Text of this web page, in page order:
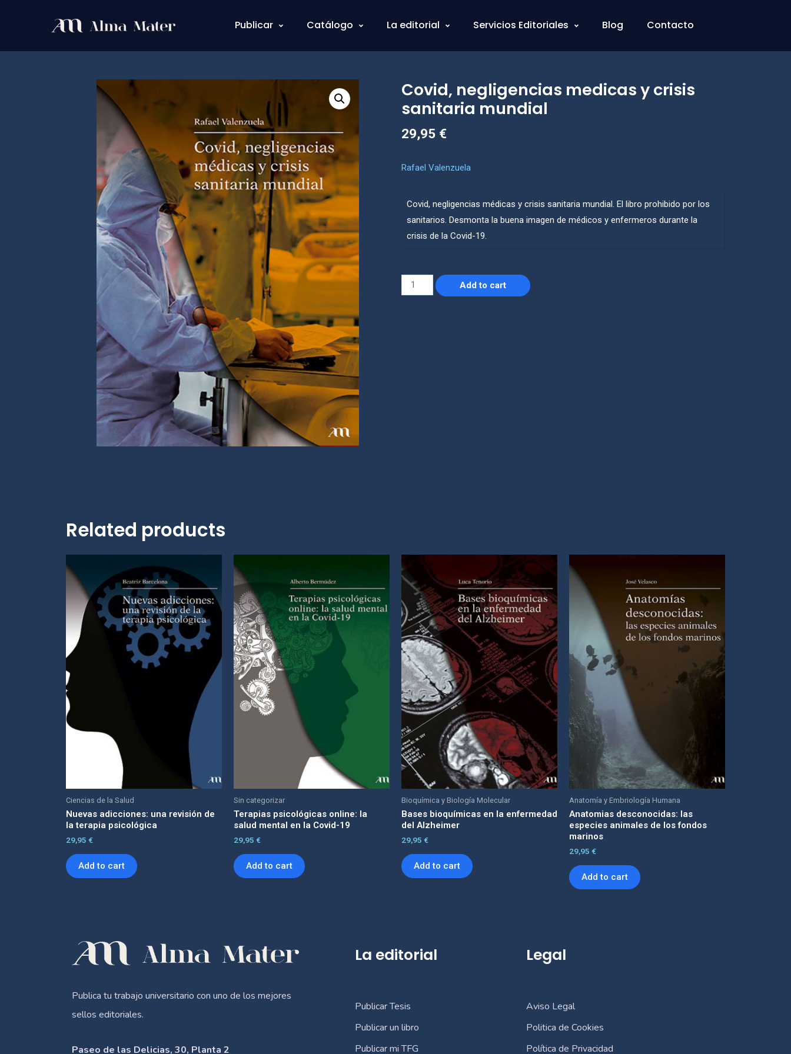
Publicar Catálogo La editorial Servicios Editoriales Blog Contacto
Covid, negligencias medicas y crisis
sanitaria mundial
29,95 €
Rafael Valenzuela
Covid, negligencias médicas y crisis sanitaria mundial. El libro prohibido por los
sanitarios. Desmonta la buena imagen de médicos y enfermeros durante la
crisis de la Covid-19.
Add to cart
Related products
Ciencias de la Salud
Nuevas adicciones: una revisión de
la terapia psicológica
29,95 €
Add to cart
Sin categorizar
Terapias psicológicas online: la
salud mental en la Covid-19
29,95 €
Add to cart
Bioquímica y Biología Molecular
Bases bioquímicas en la enfermedad
del Alzheimer
29,95 €
Add to cart
Anatomía y Embriología Humana
Anatomias desconocidas: las
especies animales de los fondos
marinos
29,95 €
Add to cart
Publica tu trabajo universitario con uno de los mejores
sellos editoriales.
Paseo de las Delicias, 30, Planta 2
La editorial
Publicar Tesis
Publicar un libro
Publicar mi TFG
Legal
Aviso Legal
Politica de Cookies
Política de Privacidad